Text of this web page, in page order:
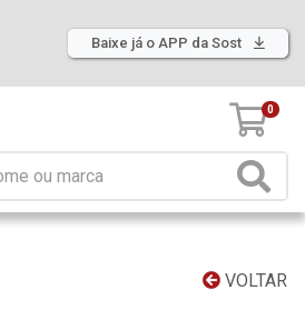
Baixe já o APP da Sost
0
VOLTAR